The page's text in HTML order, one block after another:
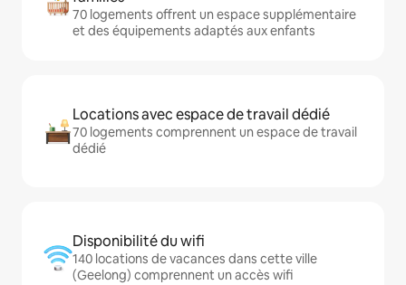
70 logements offrent un espace supplémentaire
et des équipements adaptés aux enfants
Locations avec espace de travail dédié
70 logements comprennent un espace de travail
dédié
Disponibilité du wifi
140 locations de vacances dans cette ville
(Geelong) comprennent un accès wifi